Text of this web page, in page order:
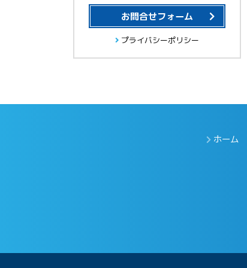
お問合せフォーム
プライバシーポリシー
ホーム